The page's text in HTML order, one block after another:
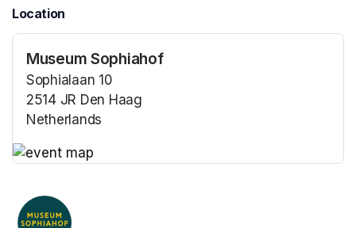
Location
Museum Sophiahof
Sophialaan 10
2514 JR Den Haag
Netherlands